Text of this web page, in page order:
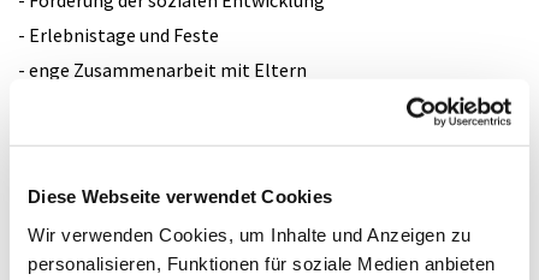
Diese Webseite verwendet Cookies
Wir verwenden Cookies, um Inhalte und Anzeigen zu
personalisieren, Funktionen für soziale Medien anbieten
- Erlebnistage und Feste
- enge Zusammenarbeit mit Eltern